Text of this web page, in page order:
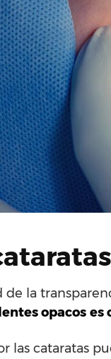
de la
opacos es
las cataratas